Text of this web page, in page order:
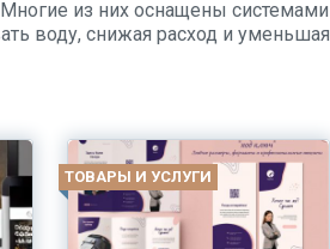
Многие из них оснащены системами
воду, снижая расход и уменьшая
ТОВАРЫ И УСЛУГИ